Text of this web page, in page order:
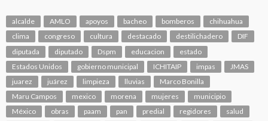
alcalde AMLO apoyos bacheo bomberos
chihuahua
clima
congreso cultura destacado destilichadero
DIF
diputada
diputado Dspm educacion
estado
Estados Unidos
gobierno municipal ICHITAIP impas
JMAS
juarez
juárez limpieza lluvias
Marco Bonilla
Maru Campos
mexico morena mujeres
municipio
México
obras paam pan predial regidores
salud